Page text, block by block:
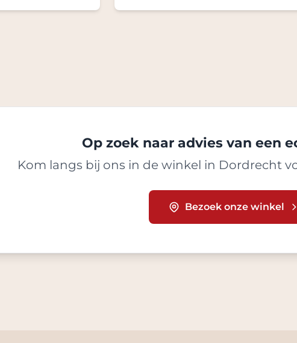
Op zoek naar advies van een
Kom langs bij ons in de winkel in Dordrecht
Bezoek onze winkel